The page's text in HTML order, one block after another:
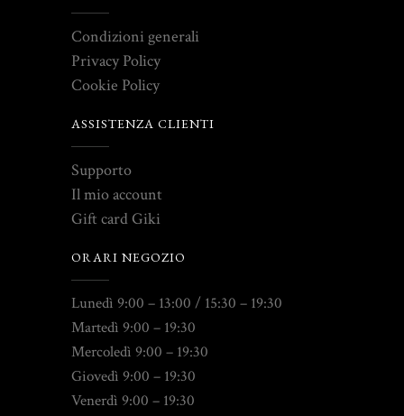
Condizioni generali
Privacy Policy
Cookie Policy
ASSISTENZA CLIENTI
Supporto
Il mio account
Gift card Giki
ORARI NEGOZIO
Lunedì 9:00 – 13:00 / 15:30 – 19:30
Martedì 9:00 – 19:30
Mercoledì 9:00 – 19:30
Giovedì 9:00 – 19:30
Venerdì 9:00 – 19:30